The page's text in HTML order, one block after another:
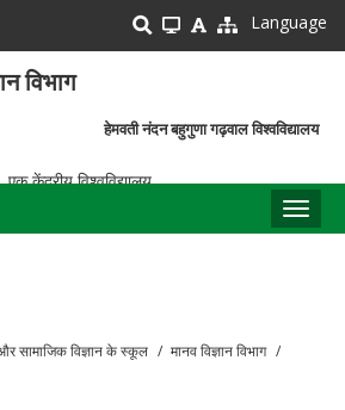
Language
विभाग
बहुगुणा गढ़वाल विश्वविद्यालय
विश्वविद्यालय
सामाजिक विज्ञान के स्कूल
मानव विज्ञान विभाग